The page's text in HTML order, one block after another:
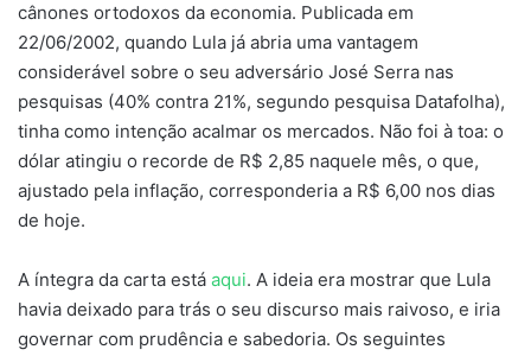
cânones ortodoxos da economia. Publicada em
22/06/2002, quando Lula já abria uma vantagem
considerável sobre o seu adversário José Serra nas
pesquisas (40% contra 21%, segundo pesquisa Datafolha),
tinha como intenção acalmar os mercados. Não foi à toa: o
dólar atingiu o recorde de R$ 2,85 naquele mês, o que,
ajustado pela inflação, corresponderia a R$ 6,00 nos dias
de hoje.
A íntegra da carta está aqui. A ideia era mostrar que Lula
havia deixado para trás o seu discurso mais raivoso, e iria
governar com prudência e sabedoria. Os seguintes